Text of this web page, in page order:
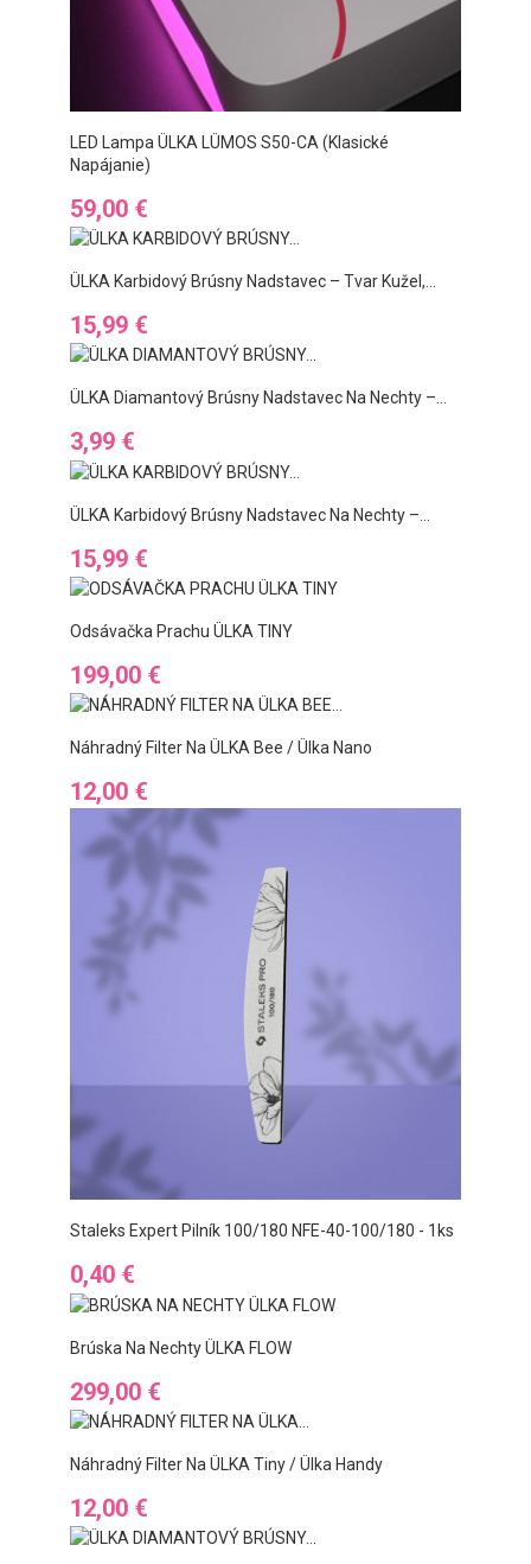
LED Lampa ÜLKA LÜMOS S50-CA (klasické
Napájanie)
Preis
59,00 €
ÜLKA Karbidový Brúsny Nadstavec – Tvar Kužel,...
Preis
15,99 €
ÜLKA Diamantový Brúsny Nadstavec Na Nechty –...
Preis
3,99 €
ÜLKA Karbidový Brúsny Nadstavec Na Nechty –...
Preis
15,99 €
Odsávačka Prachu ÜLKA TINY
Preis
199,00 €
Náhradný Filter Na ÜLKA Bee / Ülka Nano
Preis
12,00 €
Staleks Expert Pilník 100/180 NFE-40-100/180 - 1ks
Preis
0,40 €
Brúska Na Nechty ÜLKA FLOW
Preis
299,00 €
Náhradný Filter Na ÜLKA Tiny / Ülka Handy
Preis
12,00 €